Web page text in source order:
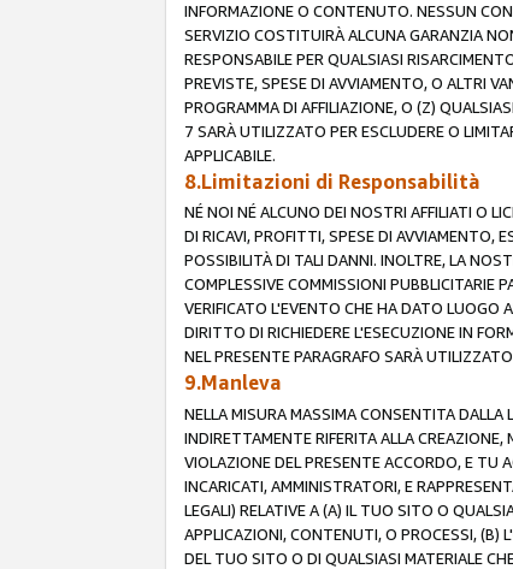
INFORMAZIONE O CONTENUTO. NESSUN
SERVIZIO COSTITUIRÀ ALCUNA GARANZIA
RESPONSABILE PER QUALSIASI
PREVISTE, SPESE DI AVVIAMENTO, O ALTRI
PROGRAMMA DI AFFILIAZIONE, O (Z)
7 SARÀ UTILIZZATO PER ESCLUDERE O
APPLICABILE.
8.Limitazioni di Responsabilità
NÉ NOI NÉ ALCUNO DEI NOSTRI AFFILIATI O
DI RICAVI, PROFITTI, SPESE DI AVVIAMENTO,
POSSIBILITÀ DI TALI DANNI. INOLTRE, LA
COMPLESSIVE COMMISSIONI PUBBLICITARIE
VERIFICATO L'EVENTO CHE HA DATO LUOGO
DIRITTO DI RICHIEDERE L'ESECUZIONE IN
NEL PRESENTE PARAGRAFO SARÀ
9.Manleva
NELLA MISURA MASSIMA CONSENTITA DALLA
INDIRETTAMENTE RIFERITA ALLA
VIOLAZIONE DEL PRESENTE ACCORDO, E TU
INCARICATI, AMMINISTRATORI, E
LEGALI) RELATIVE A (A) IL TUO SITO O
APPLICAZIONI, CONTENUTI, O PROCESSI, (B)
DEL TUO SITO O DI QUALSIASI MATERIALE